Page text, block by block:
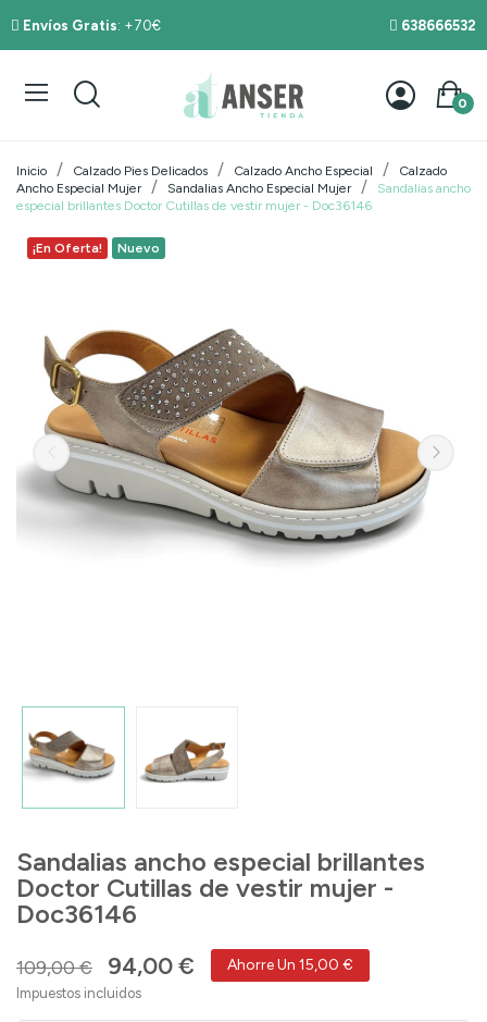
Envíos Gratis: +70€ 638666532
0
Inicio Calzado Pies Delicados Calzado Ancho Especial
Calzado
Ancho Especial Mujer
Sandalias Ancho Especial Mujer
Sandalias ancho
especial brillantes Doctor Cutillas de vestir mujer - Doc36146
¡En Oferta! Nuevo
Sandalias ancho especial brillantes
Doctor Cutillas de vestir mujer -
Doc36146
109,00 € 94,00 € Ahorre Un 15,00 €
Impuestos incluidos